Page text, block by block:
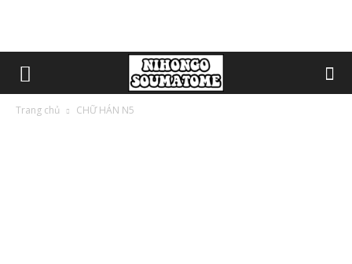
Trang chủ CHỮ HÁN N5